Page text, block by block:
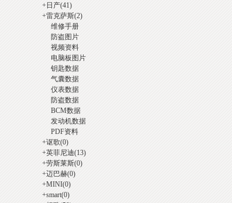
汽
+日产(41)
+雷克萨斯(2)
维修手册
防盗图片
视频资料
电脑板图片
钥匙数据
气囊数据
仪表数据
防盗数据
BCM数据
发动机数据
PDF资料
+讴歌(0)
+英菲尼迪(13)
+劳斯莱斯(0)
+迈巴赫(0)
+MINI(0)
+smart(0)